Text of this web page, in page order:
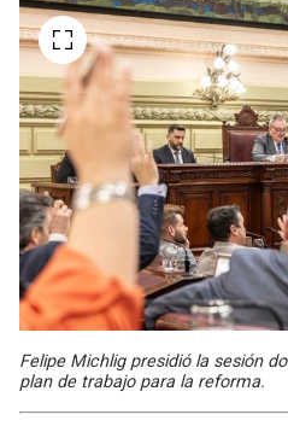
Felipe Michlig presidió la sesión
plan de trabajo para la reforma.